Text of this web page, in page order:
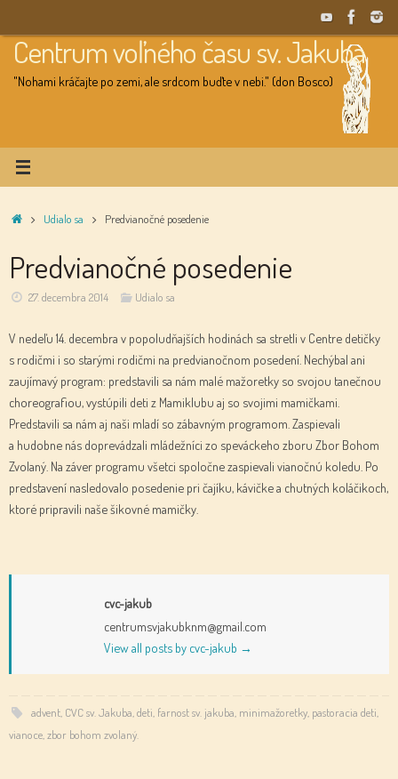
to
content
Centrum voľného času sv. Jakuba
"Nohami kráčajte po zemi, ale srdcom buďte v nebi." (don Bosco)
HomeUdialo sa Predvianočné posedenie
Predvianočné posedenie
27. decembra 2014 Udialo sa
V nedeľu 14. decembra v popoludňajších hodinách sa stretli v Centre detičky
s rodičmi i so starými rodičmi na predvianočnom posedení. Nechýbal ani
zaujímavý program: predstavili sa nám malé mažoretky so svojou tanečnou
choreografiou, vystúpili deti z Mamiklubu aj so svojimi mamičkami.
Predstavili sa nám aj naši mladí so zábavným programom. Zaspievali
a hudobne nás doprevádzali mládežníci zo speváckeho zboru Zbor Bohom
Zvolaný. Na záver programu všetci spoločne zaspievali vianočnú koledu. Po
predstavení nasledovalo posedenie pri čajíku, kávičke a chutných koláčikoch,
ktoré pripravili naše šikovné mamičky.
cvc-jakub
centrumsvjakubknm@gmail.com
View all posts by cvc-jakub →
advent, CVC sv. Jakuba deti farnost sv. jakuba minimažoretky, pastoracia deti
vianoce zbor bohom zvolaný